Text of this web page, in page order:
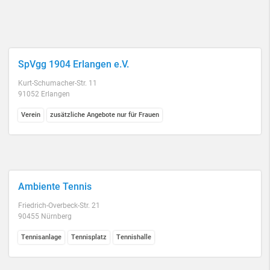
SpVgg 1904 Erlangen e.V.
Kurt-Schumacher-Str. 11
91052 Erlangen
Verein zusätzliche Angebote nur für Frauen
Ambiente Tennis
Friedrich-Overbeck-Str. 21
90455 Nürnberg
Tennisanlage Tennisplatz Tennishalle